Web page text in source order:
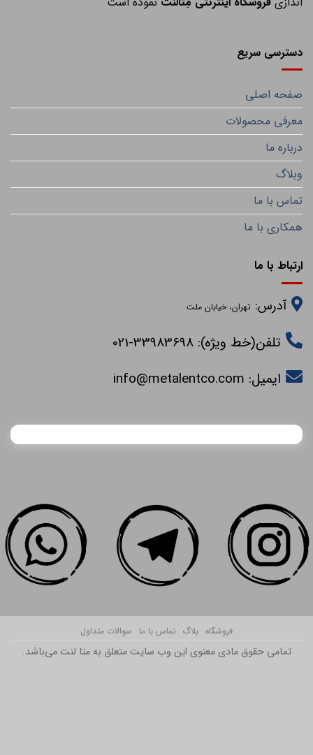
دسترسی سریع
صفحه اصلی
معرفی محصولات
درباره ما
وبلاگ
تماس با ما
همکاری با ما
ارتباط با ما
آدرس:تهران، خیابان ملت
تلفن(خط ویژه): 33983698-021
ایمیل:info@metalentco.com
فروشگاه بلاگ تماس با ما سوالات متداول
تمامی حقوق مادی معنوی این وب سایت متعلق به متا لنت می‌باشد.